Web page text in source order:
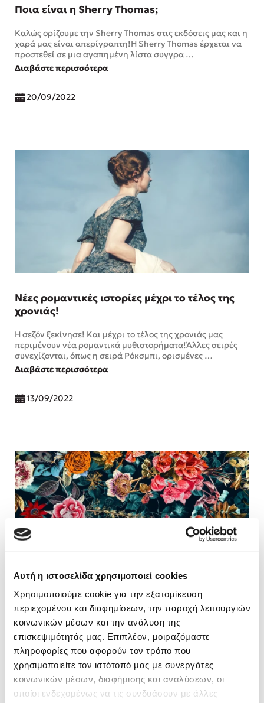
Αυτή η ιστοσελίδα χρησιμοποιεί cookies
Χρησιμοποιούμε cookie για την εξατομίκευση
περιεχομένου και διαφημίσεων, την παροχή λειτουργιών
κοινωνικών μέσων και την ανάλυση της
επισκεψιμότητάς μας. Επιπλέον, μοιραζόμαστε
πληροφορίες που αφορούν τον τρόπο που
χρησιμοποιείτε τον ιστότοπό μας με συνεργάτες
κοινωνικών μέσων, διαφήμισης και αναλύσεων, οι
οποίοι ενδεχομένως να τις συνδυάσουν με άλλες
Ποια είναι η Sherry Thomas;
Καλώς ορίζουμε την Sherry Thomas στις εκδόσεις μας και η
χαρά μας είναι απερίγραπτη!Η Sherry Thomas έρχεται να
προστεθεί σε μια αγαπημένη λίστα συγγρα …
Διαβάστε περισσότερα
20/09/2022
Νέες ρομαντικές ιστορίες μέχρι το τέλος της
χρονιάς!
Η σεζόν ξεκίνησε! Και μέχρι το τέλος της χρονιάς μας
περιμένουν νέα ρομαντικά μυθιστορήματα!Άλλες σειρές
συνεχίζονται, όπως η σειρά Ρόκσμπι, ορισμένες …
Διαβάστε περισσότερα
13/09/2022
Μια δυνατή ιστορία για την συγχώρεση και το
θαύμα της αγάπης
«Γιε μου, αν αυτός ο κόσμος δεν σε φοβάται λιγάκι, κάτι δεν
κάνεις σωστά», με αυτή τη φράση και τρομερή πειθαρχία
είχε μεγαλώσει ο Τζόνα. Ο Τζόνα που …
Διαβάστε περισσότερα
18/05/2022